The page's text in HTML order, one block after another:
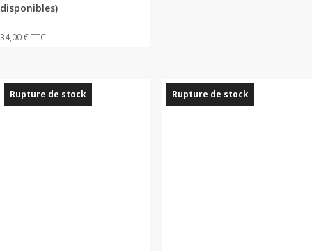
disponibles)
34,00€TTC
Rupture de stock Rupture de stock